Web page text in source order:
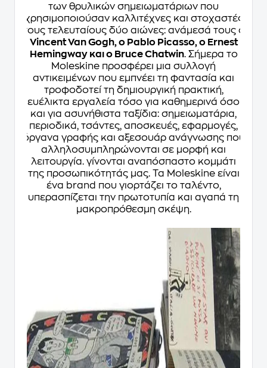
των θρυλικών σημειωματάριων που
χρησιμοποιούσαν καλλιτέχνες και στοχαστές
τους τελευταίους δύο αιώνες: ανάμεσά τους ο
Vincent Van Gogh, ο Pablo Picasso, ο Ernest
Hemingway και ο Bruce Chatwin. Σήμερα το
Moleskine προσφέρει μια συλλογή
αντικειμένων που εμπνέει τη φαντασία και
τροφοδοτεί τη δημιουργική πρακτική,
ευέλικτα εργαλεία τόσο για καθημερινά όσο
και για ασυνήθιστα ταξίδια: σημειωματάρια,
περιοδικά, τσάντες, αποσκευές, εφαρμογές,
όργανα γραφής και αξεσουάρ ανάγνωσης που
αλληλοσυμπληρώνονται σε μορφή και
λειτουργία. γίνονται αναπόσπαστο κομμάτι
της προσωπικότητάς μας. Τα Moleskine είναι
ένα brand που γιορτάζει το ταλέντο,
υπερασπίζεται την πρωτοτυπία και αγαπά τη
μακροπρόθεσμη σκέψη.